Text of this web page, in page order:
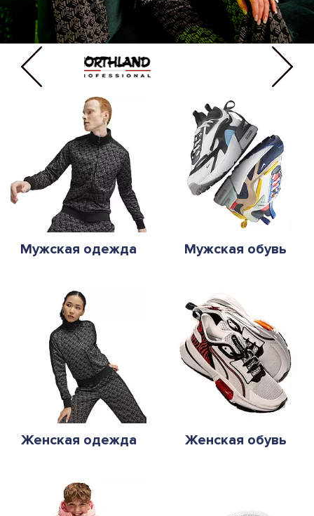
Мужская одежда Мужская обувь
Женская одежда Женская обувь